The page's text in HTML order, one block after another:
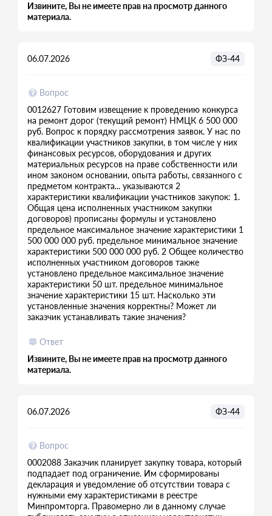
Извините, Вы не имеете прав на просмотр данного
материала.
Вопрос
0012627 Готовим извещение к проведению конкурса
на ремонт дорог (текущий ремонт) НМЦК 6 500 000
руб. Вопрос к порядку рассмотрения заявок. У нас по
квалификации участников закупки, в том числе у них
финансовых ресурсов, оборудования и других
материальных ресурсов на праве собственности или
ином законом основании, опыта работы, связанного с
предметом контракта... указываются 2
характеристики квалификации участников закупок: 1.
Общая цена исполненных участником закупки
договоров) прописаны формулы и установлено
предельное максимальное значение характеристики 1
500 000 000 руб. предельное минимальное значение
характеристики 500 000 000 руб. 2 Общее количество
исполненных участником договоров также
установлено предельное максимальное значение
характеристики 50 шт. предельное минимальное
значение характеристики 15 шт. Насколько эти
установленные значения корректны? Может ли
заказчик устанавливать такие значения?
Ответ
Извините, Вы не имеете прав на просмотр данного
материала.
06.07.2026 ФЗ-44
Вопрос
0002088 Заказчик планирует закупку товара, который
подпадает под ограничение. Им сформированы
декларация и уведомление об отсутствии товара с
нужными ему характеристиками в реестре
Минпромторга. Правомерно ли в данному случае
06.07.2026 ФЗ-44